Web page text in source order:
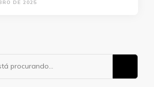
DE 2025